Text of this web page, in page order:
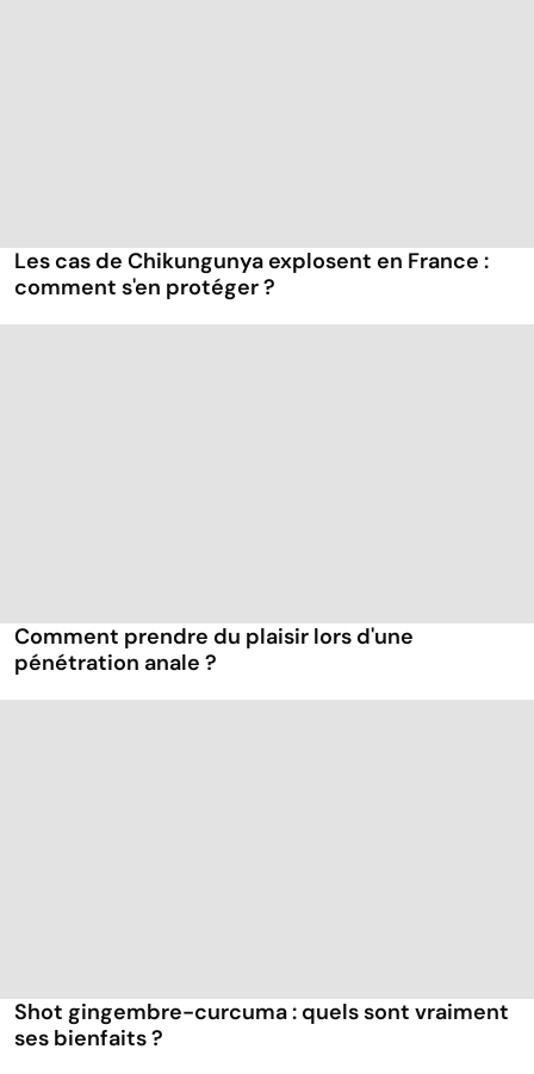
Les cas de Chikungunya explosent en France :
comment s'en protéger ?
Comment prendre du plaisir lors d'une
pénétration anale ?
Shot gingembre-curcuma : quels sont vraiment
ses bienfaits ?